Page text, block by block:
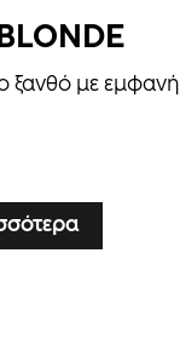
ξανθό με εμφανή